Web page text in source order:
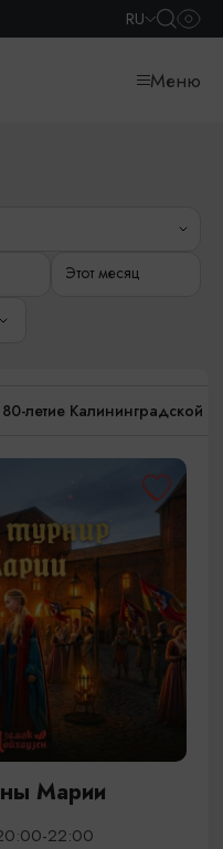
RU
Меню
Этот месяц
80-летие Калининградской
Марии
22:00